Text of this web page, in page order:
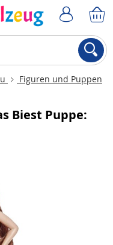
Figuren und Puppen
Biest Puppe: